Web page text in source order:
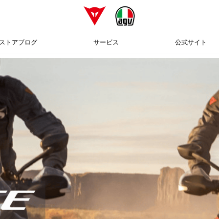
トアブログ サービス 公式サイト